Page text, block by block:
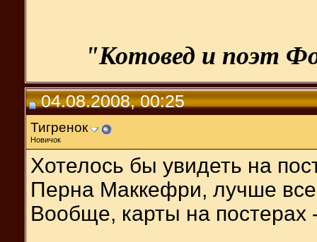
"Котовед и поэт
04.08.2008, 00:25
Тигренок
Новичок
Хотелось бы увидеть на
Перна Маккефри, лучше
Вообще, карты на постерах